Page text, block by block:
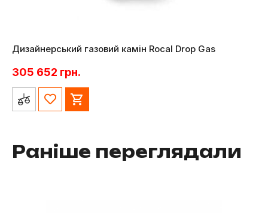
Дизайнерський газовий камін Rocal Drop Gas
305 652 грн.
Раніше переглядали